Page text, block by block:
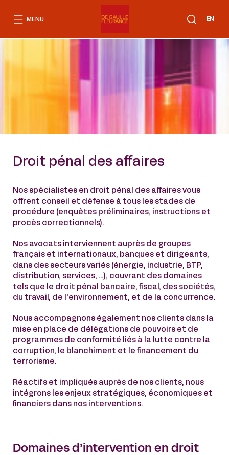
EN
MENU
Droit pénal des affaires
Nos spécialistes en droit pénal des affaires vous
offrent conseil et défense à tous les stades de
procédure (enquêtes préliminaires, instructions et
procès correctionnels).
Nos avocats interviennent auprès de groupes
français et internationaux, banques et dirigeants,
dans des secteurs variés (énergie, industrie, BTP,
distribution, services, …), couvrant des domaines
tels que le droit pénal bancaire, fiscal, des sociétés,
du travail, de l’environnement, et de la concurrence.
Nous accompagnons également nos clients dans la
mise en place de délégations de pouvoirs et de
programmes de conformité liés à la lutte contre la
corruption, le blanchiment et le financement du
terrorisme.
Réactifs et impliqués auprès de nos clients, nous
intégrons les enjeux stratégiques, économiques et
financiers dans nos interventions.
Domaines d’intervention en droit